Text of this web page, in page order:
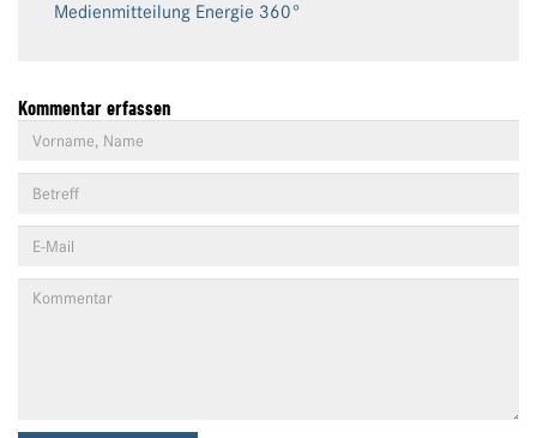
Medienmitteilung Energie 360°
Kommentar erfassen